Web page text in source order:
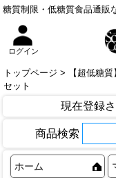
糖質制限・低糖質食品通販
ログイン
トップページ > 【超低糖
セット
現在登録
商品検索
ホーム